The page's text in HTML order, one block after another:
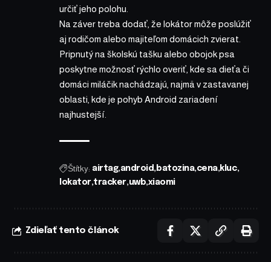
určiť jeho polohu.
Na záver treba dodať, že lokátor môže poslúžiť
aj rodičom alebo majiteľom domácich zvierat.
Pripnutý na školskú tašku alebo obojok psa
poskytne možnosť rýchlo overiť, kde sa dieťa či
domáci miláčik nachádzajú, najmä v zastavanej
oblasti, kde je pohyb Android zariadení
najhustejší.
Štítky: airtag android batozina cena kluc
lokator tracker uwb xiaomi
Zdieľať tento článok